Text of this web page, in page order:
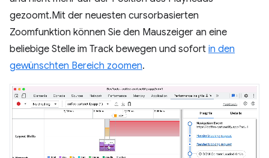
gezoomt.Mit der neuesten cursorbasierten
Zoomfunktion können Sie den Mauszeiger an eine
beliebige Stelle im Track bewegen und sofort in den
gewünschten Bereich zoomen.